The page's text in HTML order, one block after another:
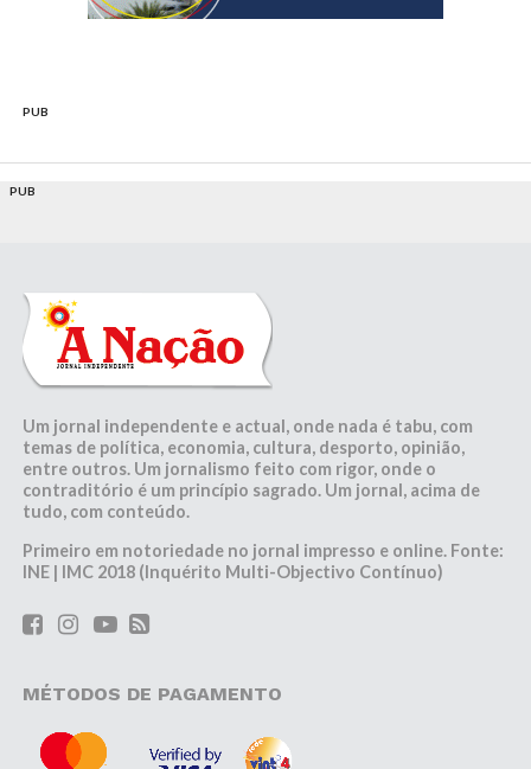
PUB
PUB
Um jornal independente e actual, onde nada é tabu, com
temas de política, economia, cultura, desporto, opinião,
entre outros. Um jornalismo feito com rigor, onde o
contraditório é um princípio sagrado. Um jornal, acima de
tudo, com conteúdo.
Primeiro em notoriedade no jornal impresso e online. Fonte:
INE | IMC 2018 (Inquérito Multi-Objectivo Contínuo)
MÉTODOS DE PAGAMENTO